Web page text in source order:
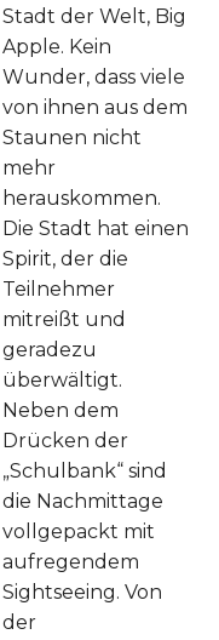
Stadt der Welt, Big
Apple. Kein
Wunder, dass viele
von ihnen aus dem
Staunen nicht
mehr
herauskommen.
Die Stadt hat einen
Spirit, der die
Teilnehmer
mitreißt und
geradezu
überwältigt.
Neben dem
Drücken der
„Schulbank“ sind
die Nachmittage
vollgepackt mit
aufregendem
Sightseeing. Von
der